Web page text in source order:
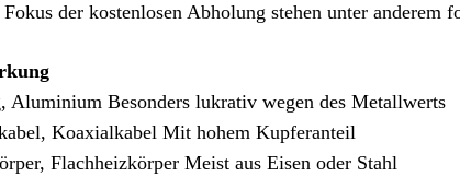
der kostenlosen Abholung stehen unter anderem
Aluminium Besonders lukrativ wegen des Metallwerts
Koaxialkabel Mit hohem Kupferanteil
Flachheizkörper Meist aus Eisen oder Stahl